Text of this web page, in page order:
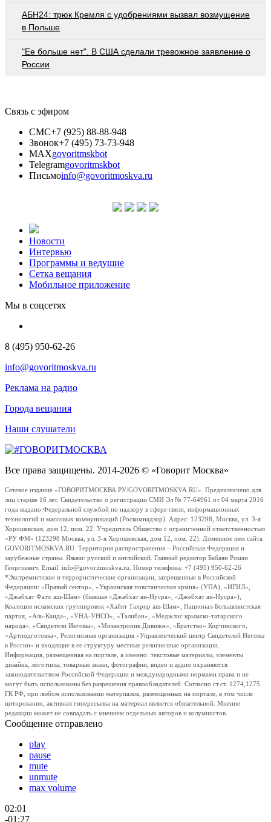
АБН24: трюк Кремля с удобрениями вызвал возмущение
в Польше
"Ее больше нет". В США сделали тревожное заявление о
России
Связь с эфиром
СМС+7 (925) 88-88-948
Звонок+7 (495) 73-73-948
MAXgovoritmskbot
Telegramgovoritmskbot
Письмоinfo@govoritmoskva.ru
Новости
Интервью
Программы и ведущие
Сетка вещания
Мобильное приложение
Мы в соцсетях
8 (495) 950-62-26
info@govoritmoskva.ru
Реклама на радио
Города вещания
Наши слушатели
Все права защищены. 2014-2026 © «Говорит Москва»
Сетевое издание «ГОВОРИТМОСКВА.РУ/GOVORITMOSKVA.RU». Предназначено для
лиц старше 16 лет. Свидетельство о регистрации СМИ Эл № 77-64961 от 04 марта 2016
года выдано Федеральной службой по надзору в сфере связи, информационных
технологий и массовых коммуникаций (Роскомнадзор). Адрес: 123298, Москва, ул. 3-я
Хорошевская, дом 12, пом. 22. Учредитель Общество с ограниченной ответственностью
«РУ ФМ» (123298 Москва, ул. 3-я Хорошевская, дом 12, пом. 22). Доменное имя сайта
GOVORITMOSKVA.RU. Территория распространения – Российская Федерация и
зарубежные страны. Языки: русский и английский. Главный редактор Бабаян Роман
Георгиевич. Email: info@govoritmoskva.ru. Номер телефона: +7 (495) 950-62-26
*Экстремистские и террористические организации, запрещенные в Российской
Федерации: «Правый сектор», «Украинская повстанческая армия» (УПА), «ИГИЛ»,
«Джабхат Фатх аш-Шам» (бывшая «Джабхат ан-Нусра», «Джебхат ан-Нусра»),
Коалиция исламских группировок «Хайят Тахрир аш-Шам», Национал-Большевистская
партия, «Аль-Каида», «УНА-УНСО», «Талибан», «Меджлис крымско-татарского
народа», «Свидетели Иеговы», «Мизантропик Дивижн», «Братство» Корчинского,
«Артподготовка», Религиозная организация «Управленческий центр Свидетелей Иеговы
в России» и входящие в ее структуру местные религиозные организации.
Информация, размещенная на портале, а именно: текстовые материалы, элементы
дизайна, логотипы, товарные знаки, фотографии, видео и аудио охраняются
законодательством Российской Федерации и международными нормами права и не
могут быть использованы без разрешения правообладателей. Согласно ст.ст. 1274,1275
ГК РФ, при любом использовании материалов, размещенных на портале, в том числе
цитировании, активная гиперссылка на материал является обязательной. Мнение
редакции может не совпадать с мнением отдельных авторов и колумнистов.
Сообщение отправлено
play
pause
mute
unmute
max volume
02:01
-01:27